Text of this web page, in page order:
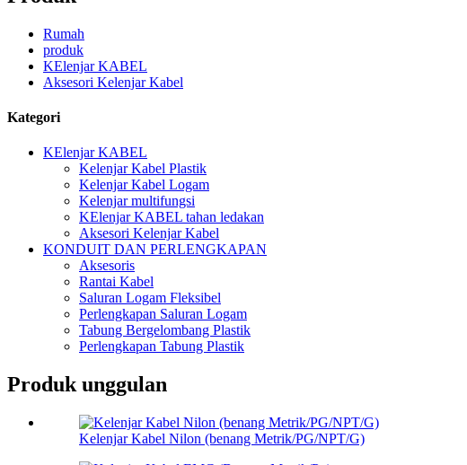
Rumah
produk
KElenjar KABEL
Aksesori Kelenjar Kabel
Kategori
KElenjar KABEL
Kelenjar Kabel Plastik
Kelenjar Kabel Logam
Kelenjar multifungsi
KElenjar KABEL tahan ledakan
Aksesori Kelenjar Kabel
KONDUIT DAN PERLENGKAPAN
Aksesoris
Rantai Kabel
Saluran Logam Fleksibel
Perlengkapan Saluran Logam
Tabung Bergelombang Plastik
Perlengkapan Tabung Plastik
Produk unggulan
Kelenjar Kabel Nilon (benang Metrik/PG/NPT/G)